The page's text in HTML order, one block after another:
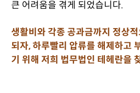
큰 어려움을 겪게 되었습니다.
생활비와 각종 공과금까지 정상적
되자, 하루빨리 압류를 해제하고
기 위해 저희 법무법인 테헤란을